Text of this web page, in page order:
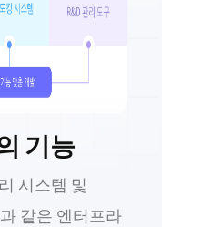
기능
시스템 및
같은 엔터프라